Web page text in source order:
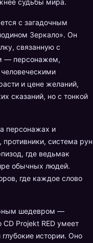
судьбы мира.
с загадочным
Зеркало». Он
связанную с
— персонажем,
и цене желаний,
сказаний, но с тонкой
персонажах и
система рун
где ведьмак
обычных людей.
где каждое слово
шедевром —
Projekt RED умеет
истории. Оно